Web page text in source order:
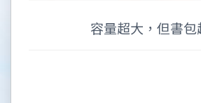
容量超大，但書包